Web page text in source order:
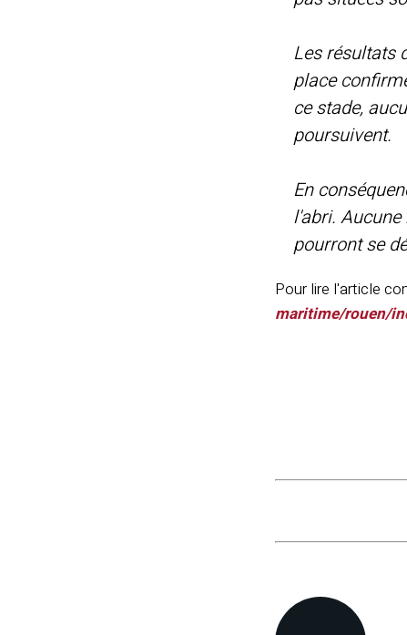
Les résultats
place
ce stade,
poursuivent.
En
l'abri.
pourront se
Pour lire l'article
maritime/rouen/